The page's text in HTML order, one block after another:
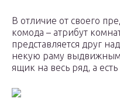
В отличие от своего
комода – атрибут
представляется друг
некую раму
ящик на весь ряд, а